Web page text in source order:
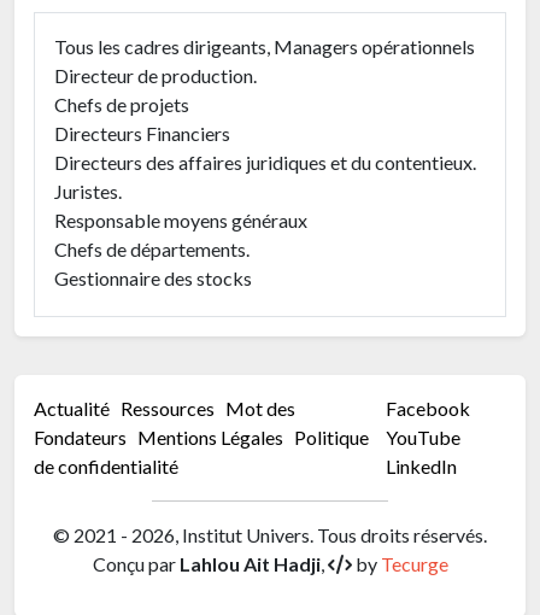
Tous les cadres dirigeants, Managers opérationnels
Directeur de production.
Chefs de projets
Directeurs Financiers
Directeurs des affaires juridiques et du contentieux.
Juristes.
Responsable moyens généraux
Chefs de départements.
Gestionnaire des stocks
Actualité Ressources Mot des
Fondateurs Mentions Légales Politique
de confidentialité
Facebook
YouTube
LinkedIn
© 2021 - 2026, Institut Univers. Tous droits réservés.
Conçu par Lahlou Ait Hadji, by Tecurge